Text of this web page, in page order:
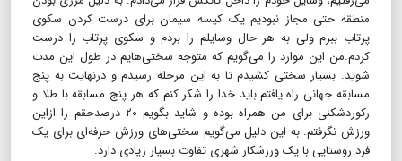
منطقه حتی مجاز نبودیم یک کیسه سیمان برای درست کردن سکوی
پرتاب ببرم ولی به هر حال وسایلم را بردم و سکوی پرتاب را درست
کردم.من این موارد را می‌گویم که متوجه سختی‌هایم در طول این مدت
شوید. بسیار سختی کشیدم تا به این مرحله رسیدم و درنهایت به پنج
مسابقه جهانی راه یافتم.باید خدا را شکر کنم که هر پنج مسابقه با طلا و
رکورد‌شکنی برای من همراه بوده و شاید بگویم ۲۰ درصدحقم را ازاین
ورزش نگرفتم. به این دلیل می‌گویم سختی‌های ورزش حرفه‌ای برای یک
فرد روستایی با یک ورزشکار شهری تفاوت بسیار زیادی دارد.